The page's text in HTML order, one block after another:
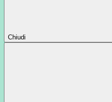
Chiudi